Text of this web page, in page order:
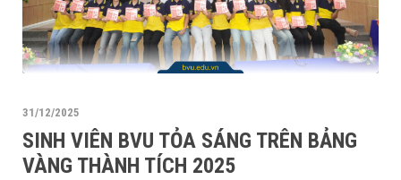
31/12/2025
SINH VIÊN BVU TỎA SÁNG TRÊN BẢNG
VÀNG THÀNH TÍCH 2025